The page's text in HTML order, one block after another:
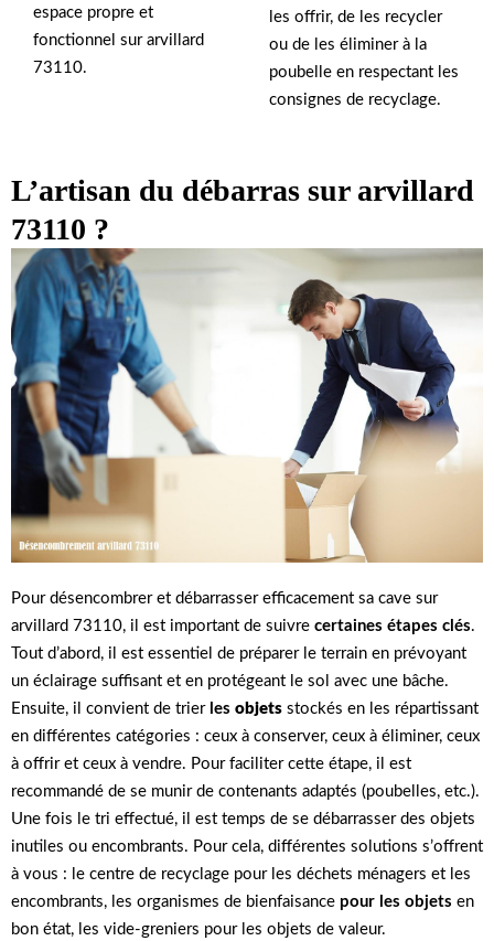
espace propre et
fonctionnel sur arvillard
73110.
les offrir, de les recycler
ou de les éliminer à la
poubelle en respectant les
consignes de recyclage.
L’artisan du débarras sur arvillard
73110 ?
Pour désencombrer et débarrasser efficacement sa cave sur
arvillard 73110, il est important de suivre certaines étapes clés.
Tout d’abord, il est essentiel de préparer le terrain en prévoyant
un éclairage suffisant et en protégeant le sol avec une bâche.
Ensuite, il convient de trier les objets stockés en les répartissant
en différentes catégories : ceux à conserver, ceux à éliminer, ceux
à offrir et ceux à vendre. Pour faciliter cette étape, il est
recommandé de se munir de contenants adaptés (poubelles, etc.).
Une fois le tri effectué, il est temps de se débarrasser des objets
inutiles ou encombrants. Pour cela, différentes solutions s’offrent
à vous : le centre de recyclage pour les déchets ménagers et les
encombrants, les organismes de bienfaisance pour les objets en
bon état, les vide-greniers pour les objets de valeur.